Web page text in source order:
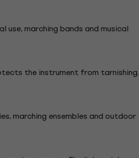
marching bands and musical
the instrument from tarnishing.
marching ensembles and outdoor